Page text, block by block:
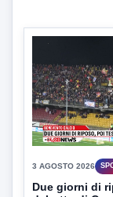
Due giorni di
debutto di
Due giorni di
Coppa...